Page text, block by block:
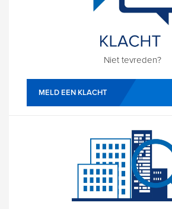
Niet tevreden?
MELD EEN KLACHT